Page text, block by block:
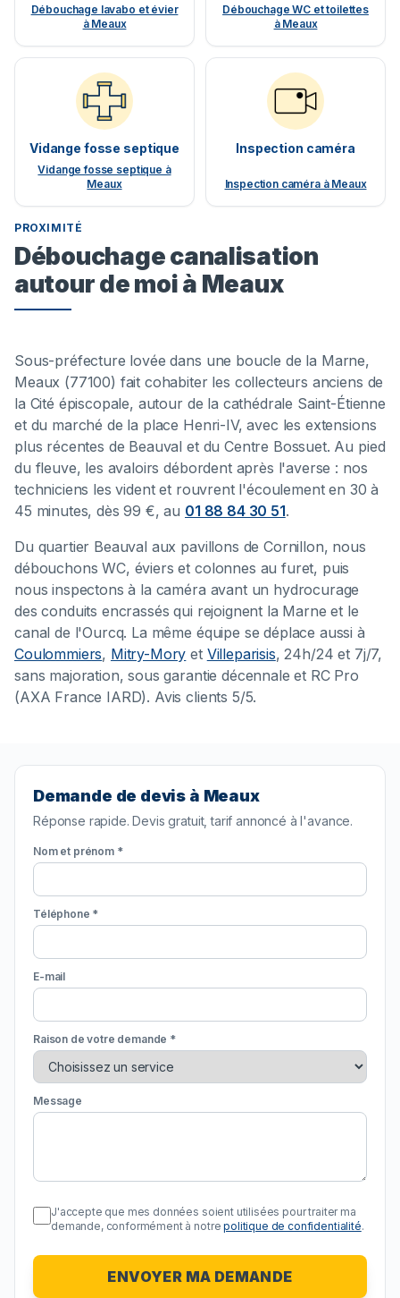
Débouchage lavabo et évier
à Meaux
Débouchage WC et toilettes
à Meaux
Vidange fosse septique
Vidange fosse septique à
Meaux
Inspection caméra
Inspection caméra à Meaux
PROXIMITÉ
Débouchage canalisation
autour de moi à Meaux
Sous-préfecture lovée dans une boucle de la Marne,
Meaux (77100) fait cohabiter les collecteurs anciens de
la Cité épiscopale, autour de la cathédrale Saint-Étienne
et du marché de la place Henri-IV, avec les extensions
plus récentes de Beauval et du Centre Bossuet. Au pied
du fleuve, les avaloirs débordent après l'averse : nos
techniciens les vident et rouvrent l'écoulement en 30 à
45 minutes, dès 99 €, au 01 88 84 30 51.
Du quartier Beauval aux pavillons de Cornillon, nous
débouchons WC, éviers et colonnes au furet, puis
nous inspectons à la caméra avant un hydrocurage
des conduits encrassés qui rejoignent la Marne et le
canal de l'Ourcq. La même équipe se déplace aussi à
Coulommiers, Mitry-Mory et Villeparisis, 24h/24 et 7j/7,
sans majoration, sous garantie décennale et RC Pro
(AXA France IARD). Avis clients 5/5.
Demande de devis à Meaux
Réponse rapide. Devis gratuit, tarif annoncé à l'avance.
Nom et prénom *
Téléphone *
E-mail
Raison de votre demande *
Message
J'accepte que mes données soient utilisées pour traiter ma
demande, conformément à notre politique de confidentialité.
ENVOYER MA DEMANDE